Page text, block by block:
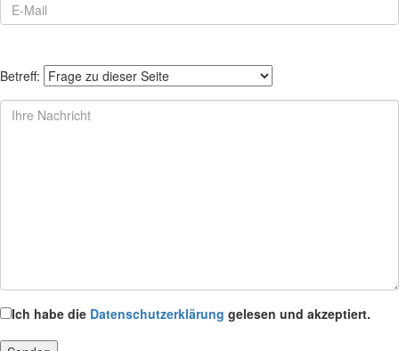
Betreff:
Ich habe die Datenschutzerklärung gelesen und akzeptiert.